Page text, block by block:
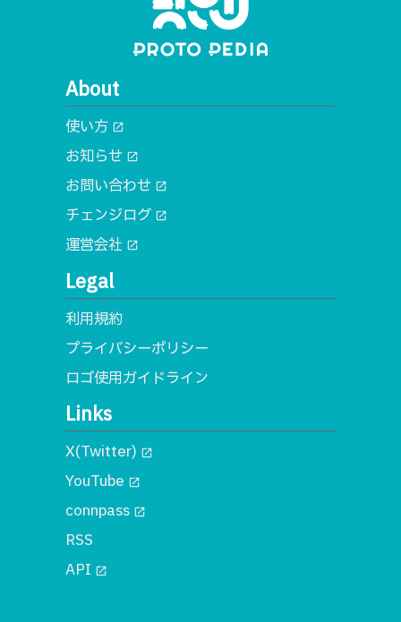
About
使い方 open_in_new
お知らせ open_in_new
お問い合わせ open_in_new
チェンジログ open_in_new
運営会社 open_in_new
Legal
利用規約
プライバシーポリシー
ロゴ使用ガイドライン
Links
X(Twitter) open_in_new
YouTube open_in_new
connpass open_in_new
RSS
API open_in_new